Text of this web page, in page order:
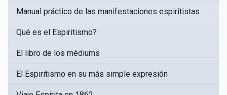
Manual práctico de las manifestaciones espiritistas
Qué es el Espiritismo?
El libro de los médiums
El Espiritismo en su más simple expresión